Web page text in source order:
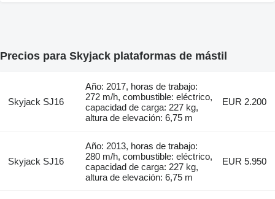
Precios para Skyjack plataformas de mástil
Skyjack SJ16
Año: 2017, horas de trabajo:
272 m/h, combustible: eléctrico,
capacidad de carga: 227 kg,
altura de elevación: 6,75 m
EUR 2.200
Skyjack SJ16
Año: 2013, horas de trabajo:
280 m/h, combustible: eléctrico,
capacidad de carga: 227 kg,
altura de elevación: 6,75 m
EUR 5.950